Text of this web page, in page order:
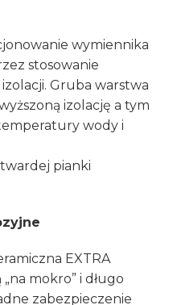
wymiennika
stosowanie
Gruba warstwa
izolację a tym
wody i
pianki
EXTRA
mokro” i długo
zabezpieczenie